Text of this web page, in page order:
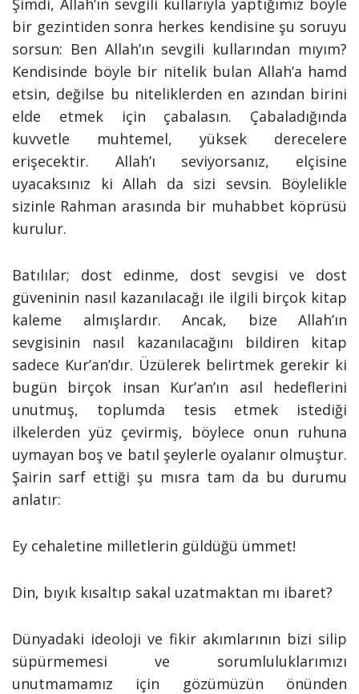
Şimdi, Allah’ın sevgili kullarıyla yaptığımız böyle
bir gezintiden sonra herkes kendisine şu soruyu
sorsun: Ben Allah’ın sevgili kullarından mıyım?
Kendisinde böyle bir nitelik bulan Allah’a hamd
etsin, değilse bu niteliklerden en azından birini
elde etmek için çabalasın. Çabaladığında
kuvvetle muhtemel, yüksek derecelere
erişecektir. Allah’ı seviyorsanız, elçisine
uyacaksınız ki Allah da sizi sevsin. Böylelikle
sizinle Rahman arasında bir muhabbet köprüsü
kurulur.
Batılılar; dost edinme, dost sevgisi ve dost
güveninin nasıl kazanılacağı ile ilgili birçok kitap
kaleme almışlardır. Ancak, bize Allah’ın
sevgisinin nasıl kazanılacağını bildiren kitap
sadece Kur’an’dır. Üzülerek belirtmek gerekir ki
bugün birçok insan Kur’an’ın asıl hedeflerini
unutmuş, toplumda tesis etmek istediği
ilkelerden yüz çevirmiş, böylece onun ruhuna
uymayan boş ve batıl şeylerle oyalanır olmuştur.
Şairin sarf ettiği şu mısra tam da bu durumu
anlatır:
Ey cehaletine milletlerin güldüğü ümmet!
Din, bıyık kısaltıp sakal uzatmaktan mı ibaret?
Dünyadaki ideoloji ve fikir akımlarının bizi silip
süpürmemesi ve sorumluluklarımızı
unutmamamız için gözümüzün önünden